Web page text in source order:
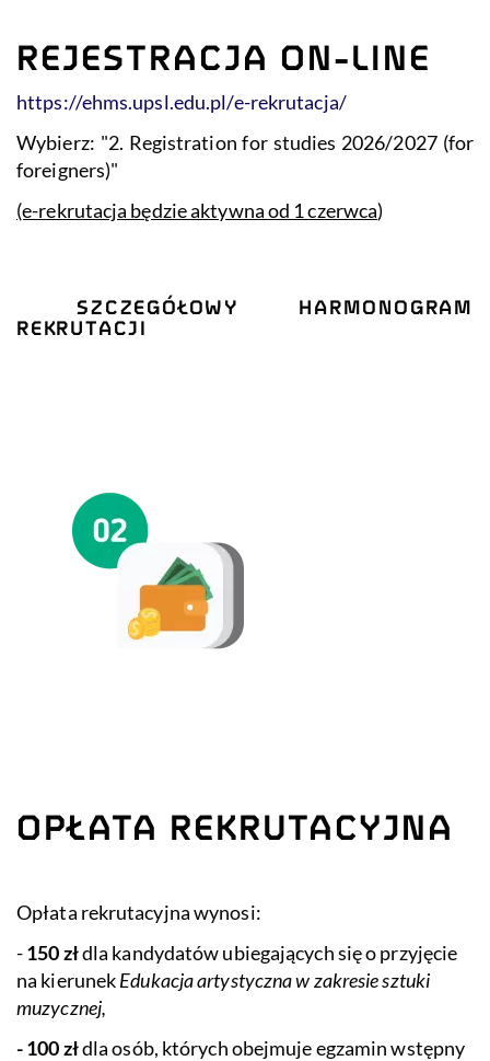
REJESTRACJA ON-LINE
https://ehms.upsl.edu.pl/e-rekrutacja/
Wybierz: "2. Registration for studies 2026/2027 (for
foreigners)"
(e-rekrutacja będzie aktywna od 1 czerwca)
SZCZEGÓŁOWY HARMONOGRAM
REKRUTACJI
OPŁATA REKRUTACYJNA
Opłata rekrutacyjna wynosi:
-150 złdla kandydatów ubiegających się o przyjęcie
na kierunekEdukacja artystyczna w zakresie sztuki
muzycznej,
- 100 złdla osób, których obejmuje egzamin wstępny